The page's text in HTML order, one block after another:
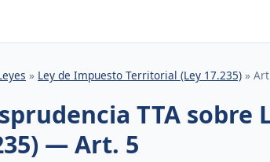
» Ley de Impuesto Territorial (Ley 17.235) »
TTA
— Art. 5